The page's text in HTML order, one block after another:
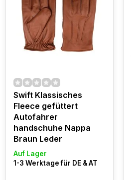
Swift Klassisches
Fleece gefüttert
Autofahrer
handschuhe Nappa
Braun Leder
Auf Lager
1-3 Werktage für DE & AT